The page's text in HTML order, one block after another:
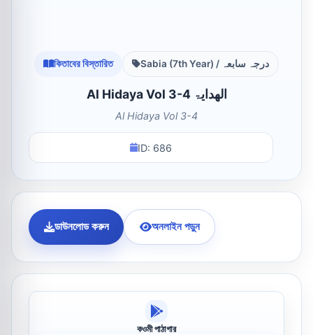
কিতাবের বিস্তারিত Sabia (7th Year) / درجہ سابعہ
Al Hidaya Vol 3-4 الھدایۃ
Al Hidaya Vol 3-4
ID: 686
ডাউনলোড করুন অনলাইন পড়ুন
কওমী পাঠাগার